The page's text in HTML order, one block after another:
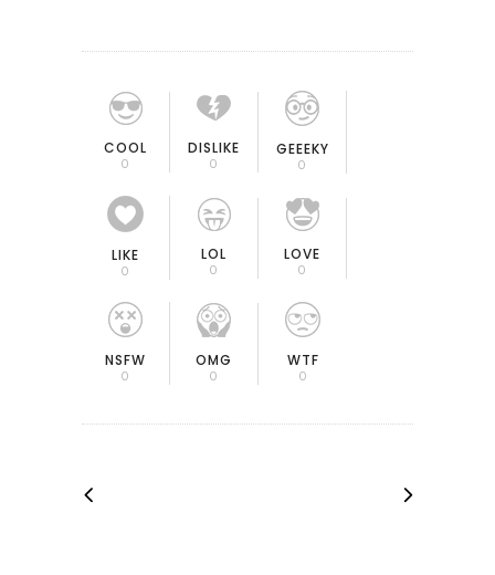
COOL
0
DISLIKE
0
GEEEKY
0
LIKE
0
LOL
0
LOVE
0
NSFW
0
OMG
0
WTF
0